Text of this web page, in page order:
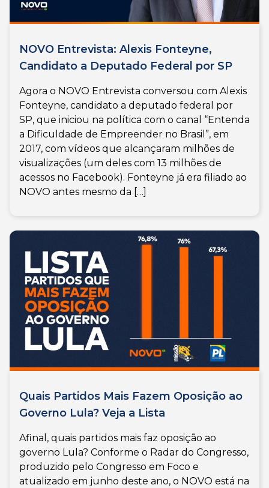
NOVO Entrevista: Alexis Fonteyne,
Candidato a Deputado Federal por SP
Agora o NOVO Entrevista conversou com Alexis
Fonteyne, candidato a deputado federal por
SP, que iniciou na política com o canal “Entenda
a Dificuldade de Empreender no Brasil”, em
2017, com vídeos que alcançaram milhões de
visualizações (um deles com 13 milhões de
acessos no Facebook). Fonteyne já era filiado ao
NOVO antes mesmo da […]
Quais Partidos Mais Fazem Oposição ao
Governo Lula? Veja a Lista
Afinal, quais partidos mais faz oposição ao
governo Lula? Conforme o Radar do Congresso,
produzido pelo Congresso em Foco e
atualizado em junho deste ano, o NOVO está na